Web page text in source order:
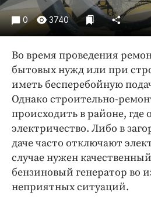
ПРОЕКТЫ
Блоги
Медиаперсона
Интересное чтиво
Клиника года
Бренд года
Работодатель года
0 3740
Во время проведения
бытовых нужд или при
иметь бесперебойную
Однако строительно-
происходить в районе, где
электричество. Либо в
даче часто отключают
случае нужен
бензиновый генератор во
неприятных ситуаций.